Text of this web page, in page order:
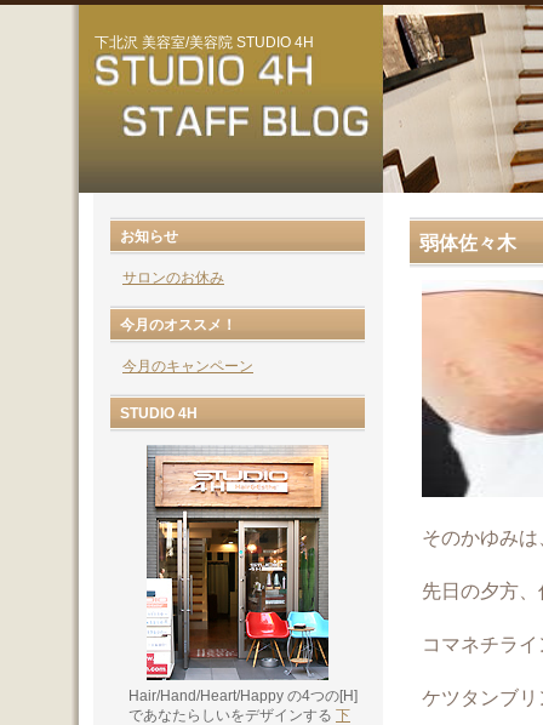
下北沢 美容室/美容院 STUDIO 4H
弱体佐々木
そのかゆみ
先日の夕方
コマネチラ
ケツタンブ
お知らせ
サロンのお休み
今月のオススメ！
今月のキャンペーン
STUDIO 4H
Hair/Hand/Heart/Happy の4つの[H]
であなたらしいをデザインする 下